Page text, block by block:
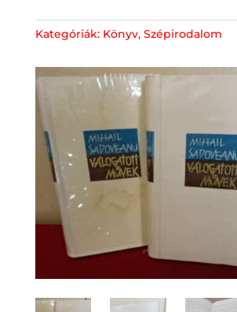
Kategóriák: Könyv, Szépirodalom